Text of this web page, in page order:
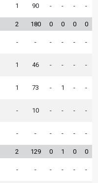
1 90 - - - -
2 180 0 0 0 0
- - - - - -
1 46 - - - -
1 73 - 1 - -
- 10 - - - -
- - - - - -
2 129 0 1 0 0
- - - - - -